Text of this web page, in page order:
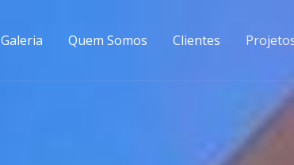
Galeria Quem Somos Clientes